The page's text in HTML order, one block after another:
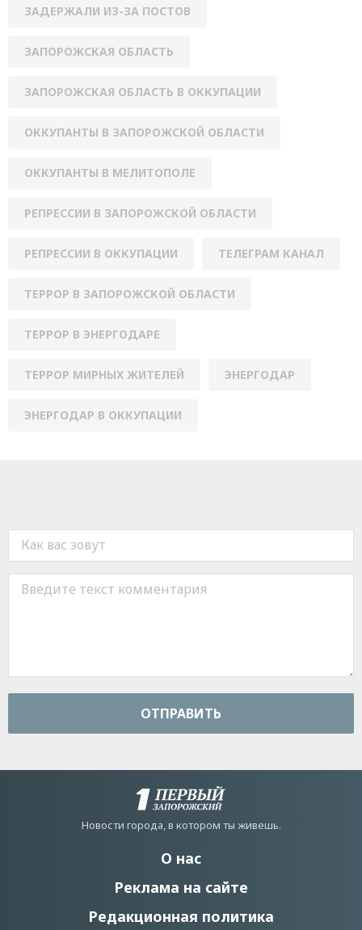
ЗАДЕРЖАЛИ ИЗ-ЗА ПОСТОВ
ЗАПОРОЖСКАЯ ОБЛАСТЬ
ЗАПОРОЖСКАЯ ОБЛАСТЬ В ОККУПАЦИИ
ОККУПАНТЫ В ЗАПОРОЖСКОЙ ОБЛАСТИ
ОККУПАНТЫ В МЕЛИТОПОЛЕ
РЕПРЕССИИ В ЗАПОРОЖСКОЙ ОБЛАСТИ
РЕПРЕССИИ В ОККУПАЦИИ ТЕЛЕГРАМ КАНАЛ
ТЕРРОР В ЗАПОРОЖСКОЙ ОБЛАСТИ
ТЕРРОР В ЭНЕРГОДАРЕ
ТЕРРОР МИРНЫХ ЖИТЕЛЕЙ ЭНЕРГОДАР
ЭНЕРГОДАР В ОККУПАЦИИ
ОТПРАВИТЬ
Новости города, в котором ты живешь.
О нас
Реклама на сайте
Редакционная политика